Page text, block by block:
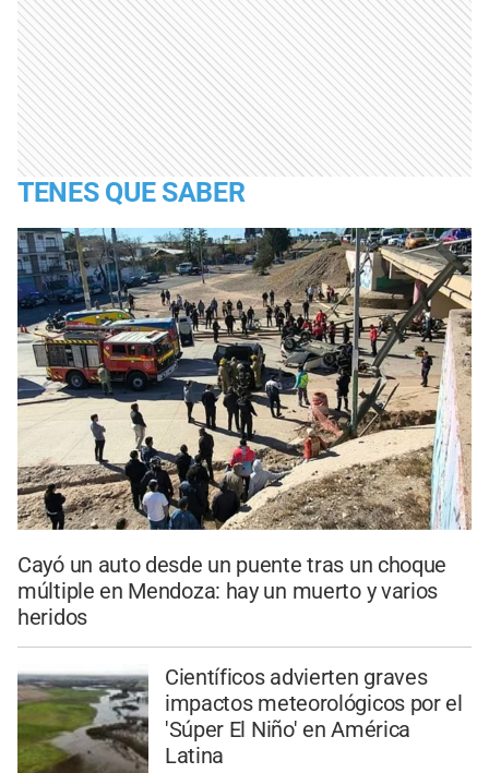
TENES QUE SABER
Cayó un auto desde un puente tras un choque
múltiple en Mendoza: hay un muerto y varios
heridos
Científicos advierten graves
impactos meteorológicos por el
'Súper El Niño' en América
Latina